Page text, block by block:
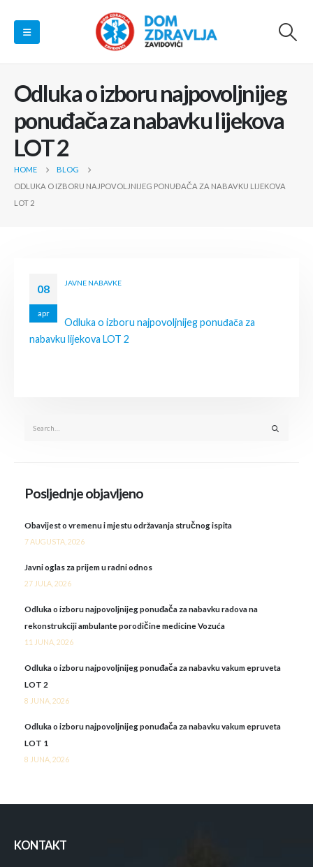
Odluka o izboru najpovoljnijeg
ponuđača za nabavku lijekova
LOT 2
HOME
BLOG
ODLUKA O IZBORU NAJPOVOLJNIJEG PONUĐAČA ZA NABAVKU LIJEKOVA
LOT 2
08
apr
JAVNE NABAVKE
Odluka o izboru najpovoljnijeg ponuđača za
nabavku lijekova LOT 2
Posljednje objavljeno
Obavijest o vremenu i mjestu održavanja stručnog ispita
7 AUGUSTA, 2026
Javni oglas za prijem u radni odnos
27 JULA, 2026
Odluka o izboru najpovoljnijeg ponuđača za nabavku radova na
rekonstrukciji ambulante porodičine medicine Vozuća
11 JUNA, 2026
Odluka o izboru najpovoljnijeg ponuđača za nabavku vakum epruveta
LOT 2
8 JUNA, 2026
Odluka o izboru najpovoljnijeg ponuđača za nabavku vakum epruveta
LOT 1
8 JUNA, 2026
KONTAKT